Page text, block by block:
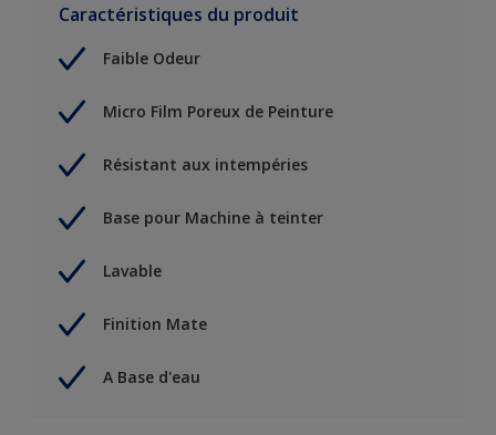
Caractéristiques du produit
Faible Odeur
Micro Film Poreux de Peinture
Résistant aux intempéries
Base pour Machine à teinter
Lavable
Finition Mate
A Base d'eau